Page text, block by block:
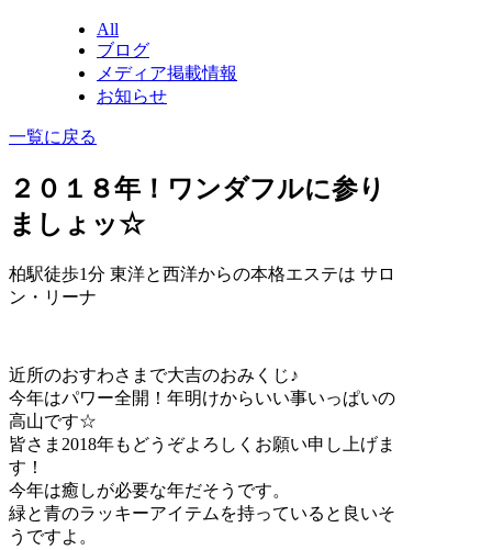
All
ブログ
メディア掲載情報
お知らせ
一覧に戻る
２０１８年！ワンダフルに参り
ましょッ☆
柏駅徒歩1分 東洋と西洋からの本格エステは サロ
ン・リーナ
近所のおすわさまで大吉のおみくじ♪
今年はパワー全開！年明けからいい事いっぱいの
高山です☆
皆さま2018年もどうぞよろしくお願い申し上げま
す！
今年は癒しが必要な年だそうです。
緑と青のラッキーアイテムを持っていると良いそ
うですよ。